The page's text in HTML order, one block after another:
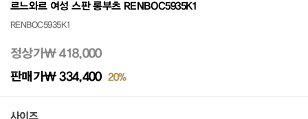
르느와르 여성 스판 롱부츠 RENBOC5935K1
RENBOC5935K1
정상가₩ 418,000
판매가₩ 334,400 20%
사이즈